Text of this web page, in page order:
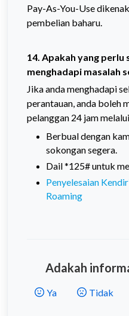
Pay-As-You-Use
pembelian baharu.
14. Apakah yang perlu
menghadapi masalah
Jika anda menghadapi
perantauan, anda boleh
pelanggan 24 jam
Berbual dengan
sokongan segera.
Dail *125# untuk
Penyelesaian
Roaming
Adakah
Tidak
Ya